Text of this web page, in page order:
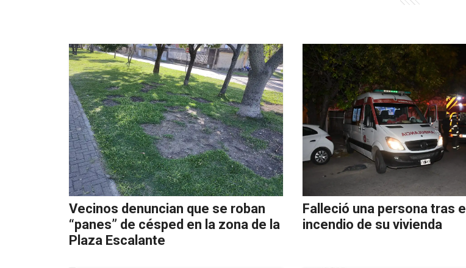
Vecinos denuncian que se roban
“panes” de césped en la zona de la
Plaza Escalante
Falleció una persona tras el
incendio de su vivienda